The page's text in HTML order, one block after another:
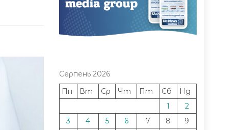
Серпень 2026
Пн
Вт Ср Чт Пт Сб
Нд
1
2
3
4 5 6 7 8
9